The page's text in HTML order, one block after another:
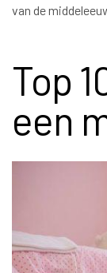
van de
Top
een